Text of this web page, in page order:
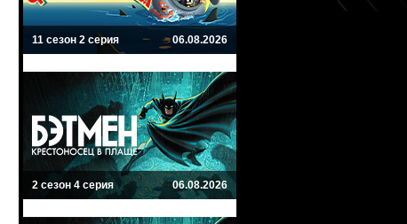
11 сезон 2 серия 06.08.2026
2 сезон 4 серия 06.08.2026